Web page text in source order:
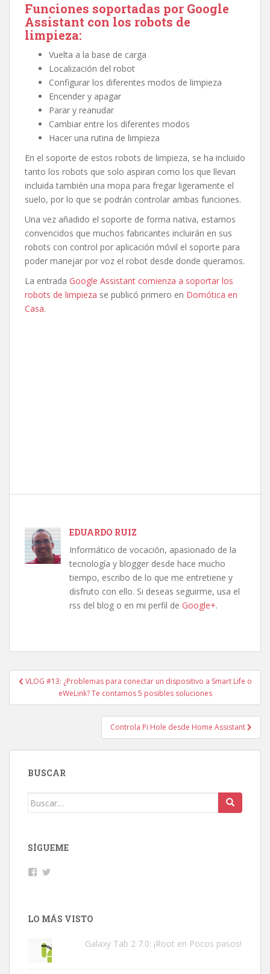
Funciones soportadas por Google
Assistant con los robots de
limpieza:
Vuelta a la base de carga
Localización del robot
Configurar los diferentes modos de limpieza
Encender y apagar
Parar y reanudar
Cambiar entre los diferentes modos
Hacer una rutina de limpieza
En el soporte de estos robots de limpieza, se ha incluido
tanto los robots que solo aspiran como los que llevan
incluida también una mopa para fregar ligeramente el
suelo, por lo que se podrán controlar ambas funciones.
Una vez añadido el soporte de forma nativa, estamos
convencidos que muchos fabricantes incluirán en sus
robots con control por aplicación móvil el soporte para
poder manejar por voz el robot desde donde queramos.
La entrada Google Assistant comienza a soportar los
robots de limpieza se publicó primero en Domótica en
Casa.
EDUARDO RUIZ
Informático de vocación, apasionado de la
tecnología y blogger desde hace mucho
tiempo, escribo de lo que me entretiene y
disfruto con ello. Si deseas seguirme, usa el
rss del blog o en mi perfil de Google+.
Navegación
entradas
VLOG #13: ¿Problemas para conectar un dispositivo a Smart Life o
eWeLink? Te contamos 5 posibles soluciones
Controla Pi Hole desde Home Assistant
BUSCAR
Buscar:
SÍGUEME
Facebook
LO MÁS VISTO
Galaxy Tab 2 7.0: ¡Root en Pocos pasos!